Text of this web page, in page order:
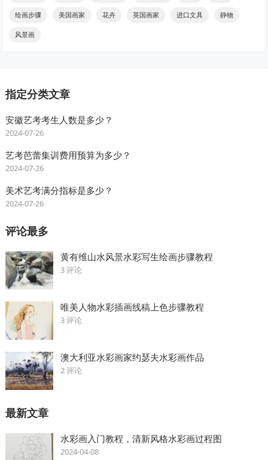
绘画步骤 美国画家 花卉 英国画家 进口文具 静物
风景画
指定分类文章
安徽艺考考生人数是多少？
2024-07-26
艺考芭蕾集训费用预算为多少？
2024-07-26
美术艺考满分指标是多少？
2024-07-26
评论最多
黄有维山水风景水彩写生绘画步骤教程
3 评论
唯美人物水彩插画线稿上色步骤教程
3 评论
澳大利亚水彩画家约瑟夫水彩画作品
2 评论
最新文章
水彩画入门教程，清新风格水彩画过程图
2024-04-08